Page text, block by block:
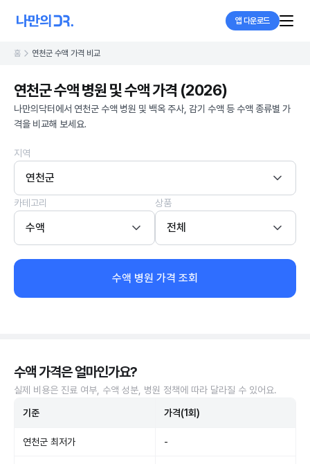
앱 다운로드
홈 연천군 수액 가격 비교
연천군 수액 병원 및 수액 가격 (2026)
나만의닥터에서 연천군 수액 병원 및 백옥 주사, 감기 수액 등 수액 종류별 가
격을 비교해 보세요.
지역
연천군
카테고리
수액
상품
전체
수액 병원 가격 조회
수액 가격은 얼마인가요?
실제 비용은 진료 여부, 수액 성분, 병원 정책에 따라 달라질 수 있어요.
기준 가격(1회)
연천군 최저가 -